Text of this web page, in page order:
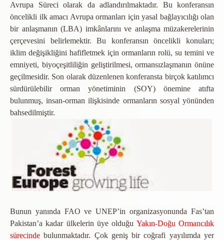
Avrupa Süreci olarak da adlandırılmaktadır. Bu konferansın
öncelikli ilk amacı Avrupa ormanları için yasal bağlayıcılığı olan
bir anlaşmanın (LBA) imkânlarını ve anlaşma müzakerelerinin
çerçevesini belirlemektir. Bu konferansın öncelikli konuları;
iklim değişikliğini hafifletmek için ormanların rolü, su temini ve
emniyeti, biyoçeşitliliğin geliştirilmesi, ormansızlaşmanın önüne
geçilmesidir. Son olarak düzenlenen konferansta birçok katılımcı
sürdürülebilir orman yönetiminin (SOY) önemine atıfta
bulunmuş, insan-orman ilişkisinde ormanların sosyal yönünden
bahsedilmiştir.
Bunun yanında FAO ve UNEP’in organizasyonunda Fas’tan
Pakistan’a kadar ülkelerin üye olduğu Yakın-Doğu Ormancılık
sürecinde bulunmaktadır. Çok geniş bir coğrafi yayılımda yer